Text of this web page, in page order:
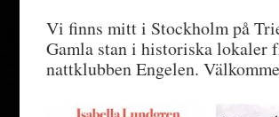
Vi finns mitt i Stockholm på
Gamla stan i historiska lokaler
nattklubben Engelen.